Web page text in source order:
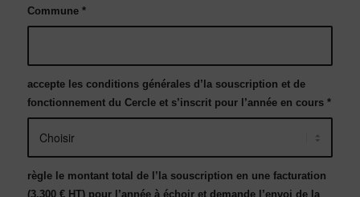
Commune *
accepte les conditions générales d’la souscription et de
fonctionnement du Cercle et s’inscrit pour l’année en cours *
règle le montant total de l’la souscription en une facturation
(3.300 € HT) pour l’année à échoir et demande l’envoi de la